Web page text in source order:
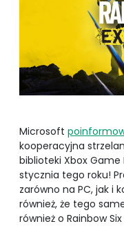
Microsoft
kooperacyjna
biblioteki Xbox Game
stycznia tego roku!
zarówno na PC, jak i
również, że tego
również o Rainbow